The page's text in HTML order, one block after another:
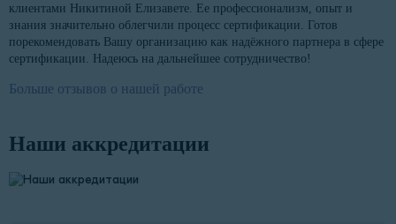
клиентами Никитиной Елизавете. Ее профессионализм, опыт и
знания значительно облегчили процесс сертификации. Готов
порекомендовать Вашу организацию как надёжного партнера в сфере
сертификации. Надеюсь на дальнейшее сотрудничество!
Больше отзывов о нашей работе
Наши аккредитации